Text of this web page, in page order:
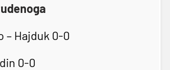
– Hajduk 0-0
0-0